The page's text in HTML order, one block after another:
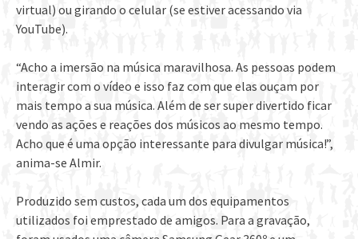
virtual) ou girando o celular (se estiver acessando via
YouTube).
“Acho a imersão na música maravilhosa. As pessoas podem
interagir com o vídeo e isso faz com que elas ouçam por
mais tempo a sua música. Além de ser super divertido ficar
vendo as ações e reações dos músicos ao mesmo tempo.
Acho que é uma opção interessante para divulgar música!”,
anima-se Almir.
Produzido sem custos, cada um dos equipamentos
utilizados foi emprestado de amigos. Para a gravação,